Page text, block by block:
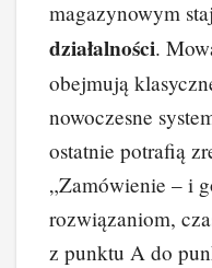
magazynowym
działalności.
obejmują
nowoczesne
ostatnie potrafią
„Zamówienie – i
rozwiązaniom,
z punktu A do